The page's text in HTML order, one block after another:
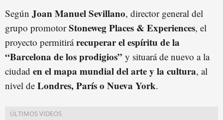
Según Joan Manuel Sevillano, director general del
grupo promotorStoneweg Places & Experiences, el
proyecto permitirárecuperar el espíritu de la
“Barcelona de los prodigios” y situará de nuevo a la
ciudad en el mapa mundial del arte y la cultura, al
nivel de Londres, París o Nueva York.